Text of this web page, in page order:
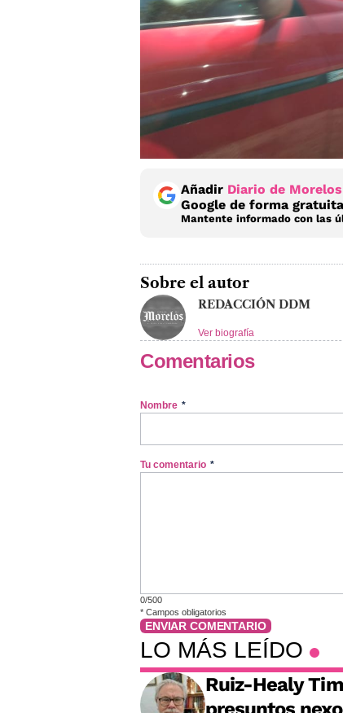
Añadir Diario de Morelos
Google de forma
Mantente informado con las
Sobre el autor
REDACCIÓN DDM
Ver biografía
Comentarios
Nombre *
Tu comentario *
0/500
* Campos obligatorios
ENVIAR COMENTARIO
LO MÁS LEÍDO
Ruiz-Healy